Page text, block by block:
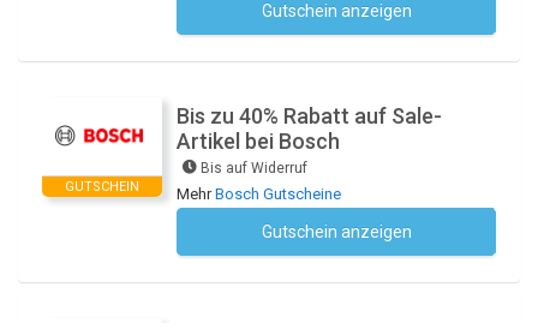
Gutschein anzeigen
GUTSCHEIN
Bis zu 40% Rabatt auf Sale-
Artikel bei Bosch
Bis auf Widerruf
MehrBosch Gutscheine
Gutschein anzeigen